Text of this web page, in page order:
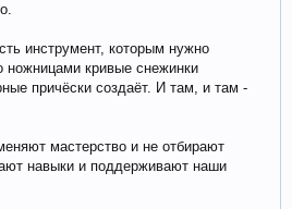
инструмент, которым нужно
ножницами кривые снежинки
причёски создаёт. И там, и там -
мастерство и не отбирают
навыки и поддерживают наши